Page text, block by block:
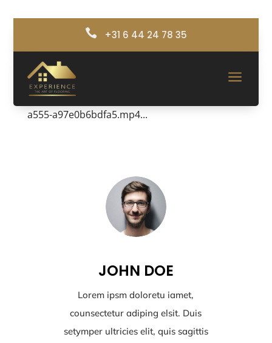
 +31 6 44 24 78 35
a
Weer een mooie pvc vloer
doorexperiencefloor|apr 24, 2025
https://www.experiencefloor.com/wp-
content/uploads/2025/04/b5daefb2-d752-4f3e-
a555-a97e0b6bdfa5.mp4...
JOHN DOE
Lorem ipsm doloretu iamet,
counsectetur adiping elsit. Duis
setymper ultricies elit, quis sagittis